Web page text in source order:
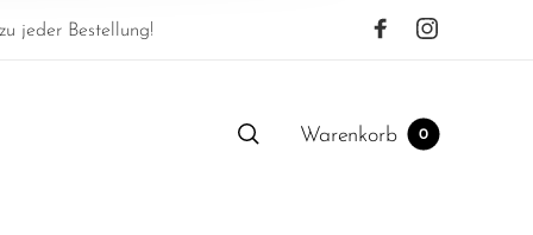
jeder Bestellung!
Warenkorb 0